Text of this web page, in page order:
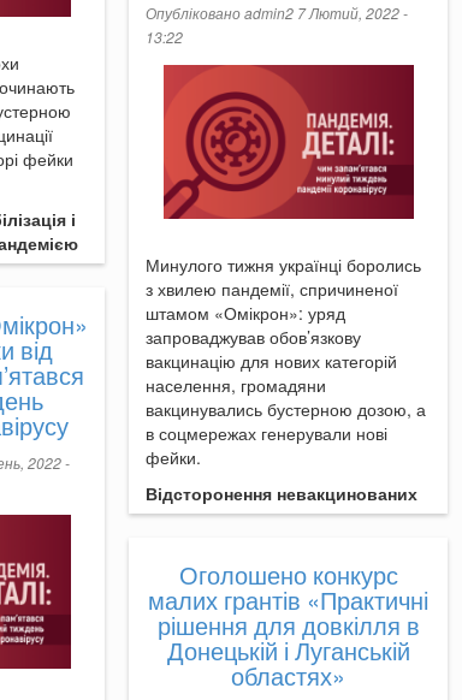
фейки
і
Опублікованоadmin2 7 Лютий, 2022 -
13:22
Минулого тижня українці боролись
з хвилею пандемії, спричиненої
штамом «Омікрон»: уряд
запроваджував обов’язкову
вакцинацію для нових категорій
населення, громадяни
вакцинувались бустерною дозою, а
в соцмережах генерували нові
фейки.
Відсторонення невакцинованих
від
2022 -
Оголошено конкурс
малих грантів «Практичні
рішення для довкілля в
Донецькій і Луганській
областях»